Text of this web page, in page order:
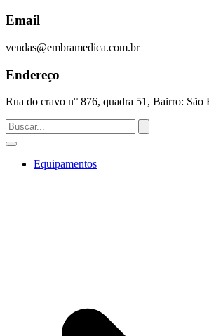
Email
vendas@embramedica.com.br
Endereço
Rua do cravo n° 876, quadra 51, Bairro: São
Equipamentos